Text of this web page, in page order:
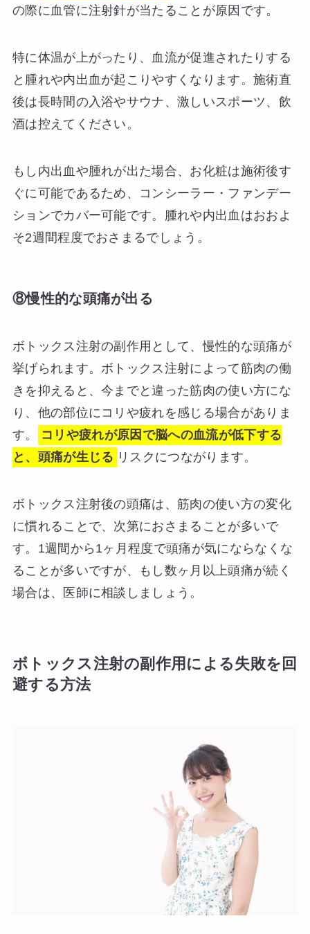
の際に血管に注射針が当たることが原因です。
特に体温が上がったり、血流が促進されたりする
と腫れや内出血が起こりやすくなります。施術直
後は長時間の入浴やサウナ、激しいスポーツ、飲
酒は控えてください。
もし内出血や腫れが出た場合、お化粧は施術後す
ぐに可能であるため、コンシーラー・ファンデー
ションでカバー可能です。腫れや内出血はおおよ
そ2週間程度でおさまるでしょう。
⑧慢性的な頭痛が出る
ボトックス注射の副作用として、慢性的な頭痛が
挙げられます。ボトックス注射によって筋肉の働
きを抑えると、今までと違った筋肉の使い方にな
り、他の部位にコリや疲れを感じる場合がありま
す。
コリや疲れが原因で脳への血流が低下する
と、頭痛が生じる リスクにつながります。
ボトックス注射後の頭痛は、筋肉の使い方の変化
に慣れることで、次第におさまることが多いで
す。1週間から1ヶ月程度で頭痛が気にならなくな
ることが多いですが、もし数ヶ月以上頭痛が続く
場合は、医師に相談しましょう。
ボトックス注射の副作用による失敗を回
避する方法